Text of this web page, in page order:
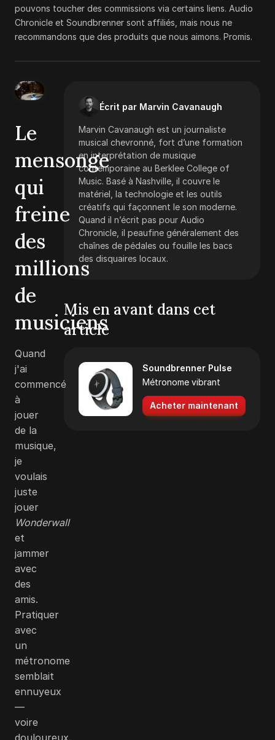
pouvons toucher des commissions via certains liens. Audio
Chronicle et Soundbrenner sont affiliés, mais nous ne
recommandons que des produits que nous aimons. Promis.
Écrit par Marvin Cavanaugh
Marvin Cavanaugh est un journaliste
musical chevronné, fort d’une formation
en interprétation de musique
contemporaine au Berklee College of
Music. Basé à Nashville, il couvre le
matériel, la technologie et les outils
créatifs qui façonnent le son moderne.
Quand il n’écrit pas pour Audio
Chronicle, il peaufine généralement des
chaînes de pédales ou fouille les bacs
des disquaires locaux.
Mis en avant dans cet
article
Soundbrenner Pulse
Métronome vibrant
Acheter maintenant
Le
mensonge
qui
freine
des
millions
de
musiciens
Quand
j'ai
commencé
à
jouer
de la
musique,
je
voulais
juste
jouer
Wonderwall
et
jammer
avec
des
amis.
Pratiquer
avec
un
métronome
semblait
ennuyeux
—
voire
douloureux.